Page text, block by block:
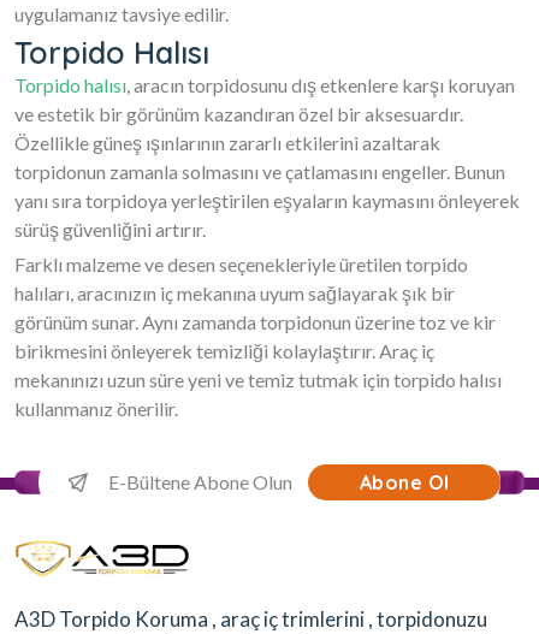
uygulamanız tavsiye edilir.
Torpido Halısı
Torpido halısı, aracın torpidosunu dış etkenlere karşı koruyan
ve estetik bir görünüm kazandıran özel bir aksesuardır.
Özellikle güneş ışınlarının zararlı etkilerini azaltarak
torpidonun zamanla solmasını ve çatlamasını engeller. Bunun
yanı sıra torpidoya yerleştirilen eşyaların kaymasını önleyerek
sürüş güvenliğini artırır.
Farklı malzeme ve desen seçenekleriyle üretilen torpido
halıları, aracınızın iç mekanına uyum sağlayarak şık bir
görünüm sunar. Aynı zamanda torpidonun üzerine toz ve kir
birikmesini önleyerek temizliği kolaylaştırır. Araç iç
mekanınızı uzun süre yeni ve temiz tutmak için torpido halısı
kullanmanız önerilir.
Abone Ol
A3D Torpido Koruma , araç iç trimlerini , torpidonuzu